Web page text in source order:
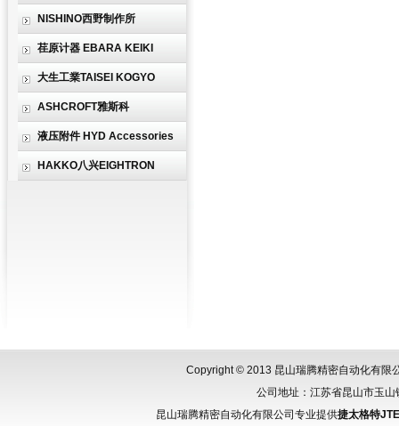
NISHINO西野制作所
荏原计器 EBARA KEIKI
大生工業TAISEI KOGYO
ASHCROFT雅斯科
液压附件 HYD Accessories
HAKKO八兴EIGHTRON
Copyright © 2013 昆山瑞腾精密自动化有限
公司地址：江苏省昆山市玉
昆山瑞腾精密自动化有限公司专业提供捷太格特